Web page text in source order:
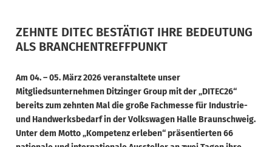
ZEHNTE DITEC BESTÄTIGT IHRE BEDEUTUNG
ALS BRANCHENTREFFPUNKT
Am 04. – 05. März 2026 veranstaltete unser
Mitgliedsunternehmen Ditzinger Group mit der „DITEC26“
bereits zum zehnten Mal die große Fachmesse für Industrie-
und Handwerksbedarf in der Volkswagen Halle Braunschweig.
Unter dem Motto „Kompetenz erleben“ präsentierten 66